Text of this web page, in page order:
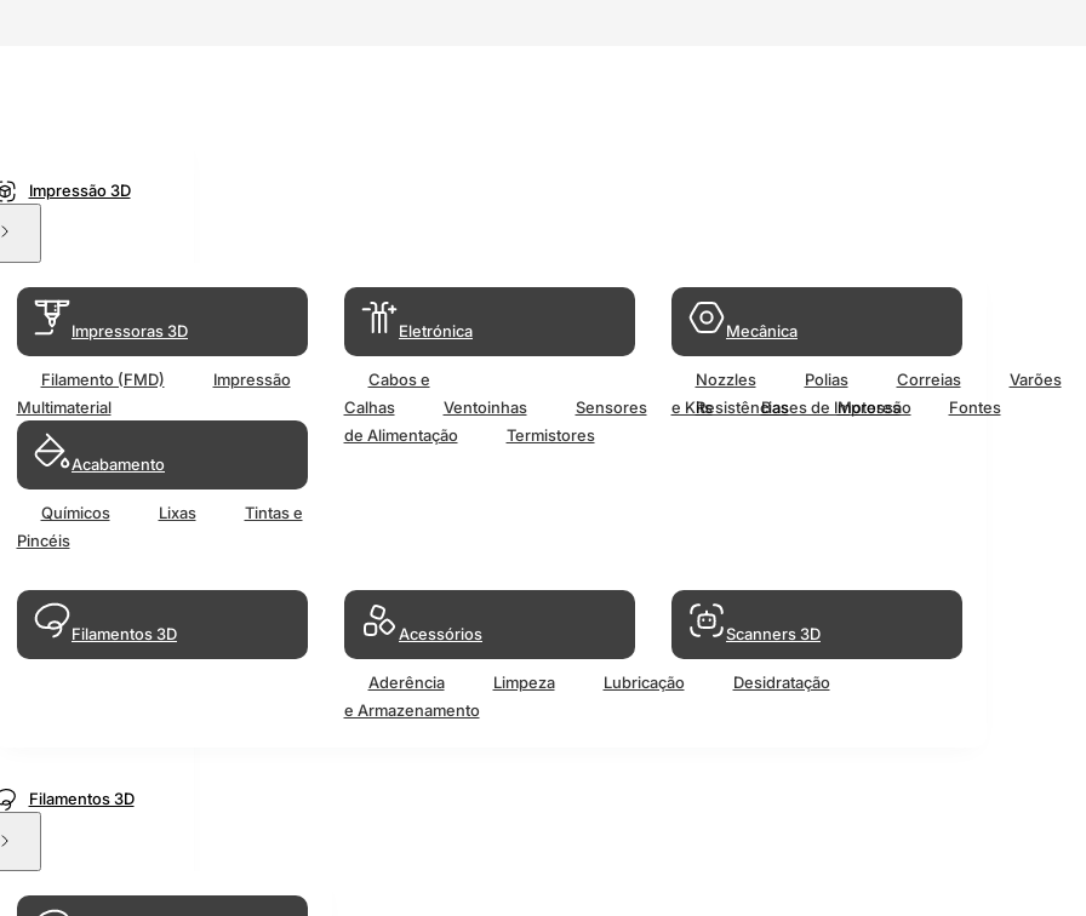
Impressão 3D
Impressoras 3D
Filamento (FMD)
Impressão
Multimaterial
Acabamento
Químicos Lixas
Tintas e
Pincéis
Eletrónica
Cabos e
Calhas
Ventoinhas Sensores Resistências Motores
Fontes
de Alimentação
Termistores
Mecânica
Nozzles Polias Correias
Varões
e Kits
Bases de Impressão
Filamentos 3D Acessórios
Aderência Limpeza Lubricação
Desidratação
e Armazenamento
Scanners 3D
Filamentos 3D